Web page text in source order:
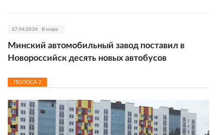
17.04.2024 В мире
Минский автомобильный завод поставил в
Новороссийск десять новых автобусов
ПОЛОСА2